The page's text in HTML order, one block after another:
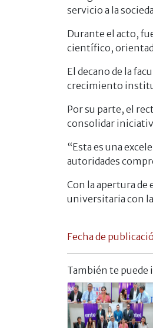
servicio a la
Durante el acto,
científico,
El decano de la
crecimiento
Por su parte, el
consolidar
“Esta es una
autoridades
Con la apertura
universitaria con
Fecha de
También te puede